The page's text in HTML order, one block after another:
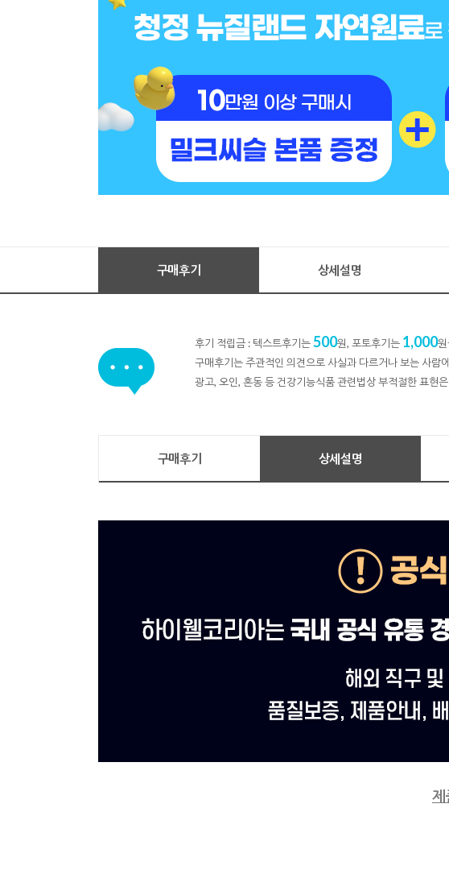
구매후기 상세설명
후기 적립금 : 텍스트후기는500원, 포토후기는 1,000
구매후기는 주관적인 의견으로 사실과 다르거나 보는 사람
광고, 오인, 혼동 등 건강기능식품 관련법상 부적절한 표현
구매후기 상세설명
제